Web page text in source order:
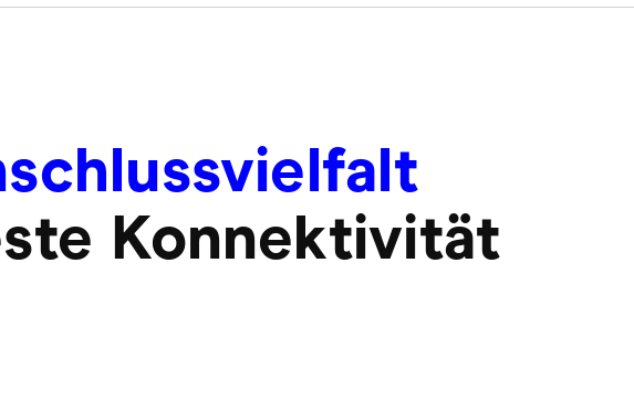
Konnektivität